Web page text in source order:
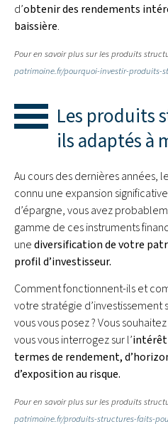
d’obtenir des rendements
baissière.
Pour en savoir plus sur les produits
patrimoine.fr/pourquoi-investir-produits-
Les produits
ils adaptés à
Au cours des dernières années,
connu une expansion
d’épargne, vous avez
gamme de ces instruments
unediversification de votre
profil d’investisseur.
Comment fonctionnent-ils et
votre stratégie d’investissement
vous vous posez ? Vous souhaitez
vous vous interrogez sur l’intérêt
termes de rendement,
d’exposition au risque.
Pour en savoir plus sur les produits
patrimoine.fr/produits-structures-faits-